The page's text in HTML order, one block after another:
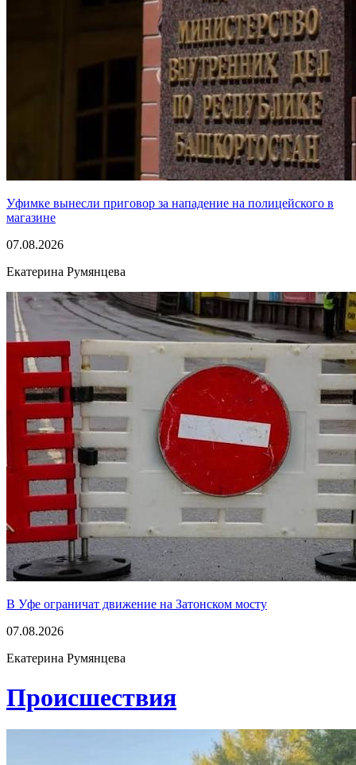
Уфимке вынесли приговор за нападение на полицейского в
магазине
07.08.2026
Екатерина Румянцева
В Уфе ограничат движение на Затонском мосту
07.08.2026
Екатерина Румянцева
Проиcшествия